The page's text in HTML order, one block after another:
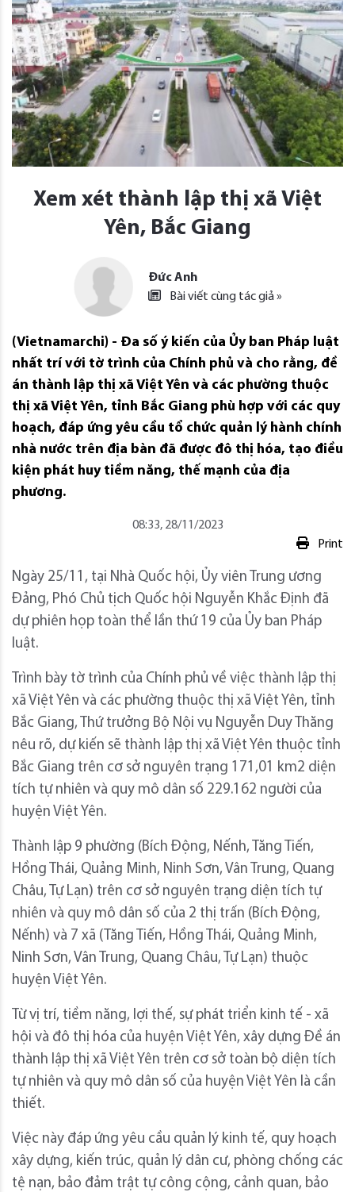
Xem xét thành lập thị xã Việt
Yên, Bắc Giang
Đức Anh
Bài viết cùng tác giả »
(Vietnamarchi) - Đa số ý kiến của Ủy ban Pháp luật
nhất trí với tờ trình của Chính phủ và cho rằng, đề
án thành lập thị xã Việt Yên và các phường thuộc
thị xã Việt Yên, tỉnh Bắc Giang phù hợp với các quy
hoạch, đáp ứng yêu cầu tổ chức quản lý hành chính
nhà nước trên địa bàn đã được đô thị hóa, tạo điều
kiện phát huy tiềm năng, thế mạnh của địa
phương.
08:33, 28/11/2023
Print
Ngày 25/11, tại Nhà Quốc hội, Ủy viên Trung ương
Đảng, Phó Chủ tịch Quốc hội Nguyễn Khắc Định đã
dự phiên họp toàn thể lần thứ 19 của Ủy ban Pháp
luật.
Trình bày tờ trình của Chính phủ về việc thành lập thị
xã Việt Yên và các phường thuộc thị xã Việt Yên, tỉnh
Bắc Giang, Thứ trưởng Bộ Nội vụ Nguyễn Duy Thăng
nêu rõ, dự kiến sẽ thành lập thị xã Việt Yên thuộc tỉnh
Bắc Giang trên cơ sở nguyên trạng 171,01 km2 diện
tích tự nhiên và quy mô dân số 229.162 người của
huyện Việt Yên.
Thành lập 9 phường (Bích Động, Nếnh, Tăng Tiến,
Hồng Thái, Quảng Minh, Ninh Sơn, Vân Trung, Quang
Châu, Tự Lạn) trên cơ sở nguyên trạng diện tích tự
nhiên và quy mô dân số của 2 thị trấn (Bích Động,
Nếnh) và 7 xã (Tăng Tiến, Hồng Thái, Quảng Minh,
Ninh Sơn, Vân Trung, Quang Châu, Tự Lạn) thuộc
huyện Việt Yên.
Từ vị trí, tiềm năng, lợi thế, sự phát triển kinh tế - xã
hội và đô thị hóa của huyện Việt Yên, xây dựng Đề án
thành lập thị xã Việt Yên trên cơ sở toàn bộ diện tích
tự nhiên và quy mô dân số của huyện Việt Yên là cần
thiết.
Việc này đáp ứng yêu cầu quản lý kinh tế, quy hoạch
xây dựng, kiến trúc, quản lý dân cư, phòng chống các
tệ nạn, bảo đảm trật tự công cộng, cảnh quan, bảo